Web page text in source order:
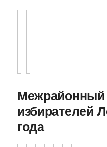
избирателей
года